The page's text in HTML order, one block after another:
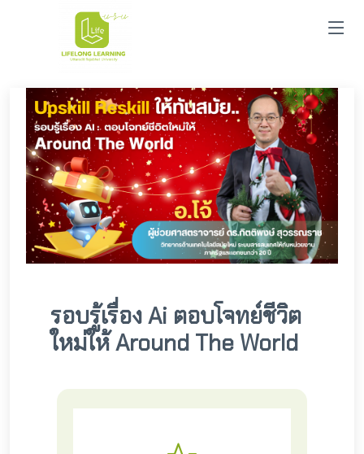
รอบรู้เรื่อง Ai ตอบโจทย์ชีวิต
ใหม่ให้ Around The World